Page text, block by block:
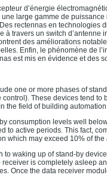
d’énergie
large gamme de
rectennas en technologies
à travers un switch d’antenne
des améliorations
Enfin, le phénomène de
est mis en évidence et des
one or more phases of
These devices tend to
the field of building
consumption levels well
to active periods. This fact,
which may exceed 10% of
to waking up of stand-by
is completely asleep
Once the data receiver